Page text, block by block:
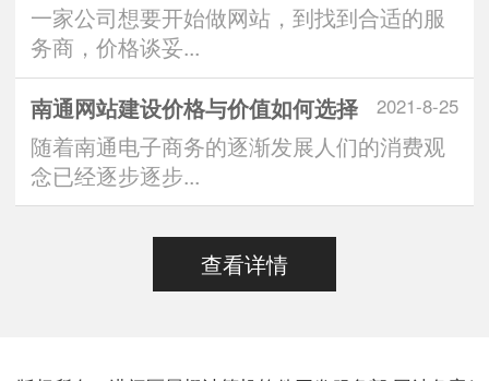
一家公司想要开始做网站，到找到合适的服
务商，价格谈妥...
2021-8-25
南通网站建设价格与价值如何选择
随着南通电子商务的逐渐发展人们的消费观
念已经逐步逐步...
查看详情